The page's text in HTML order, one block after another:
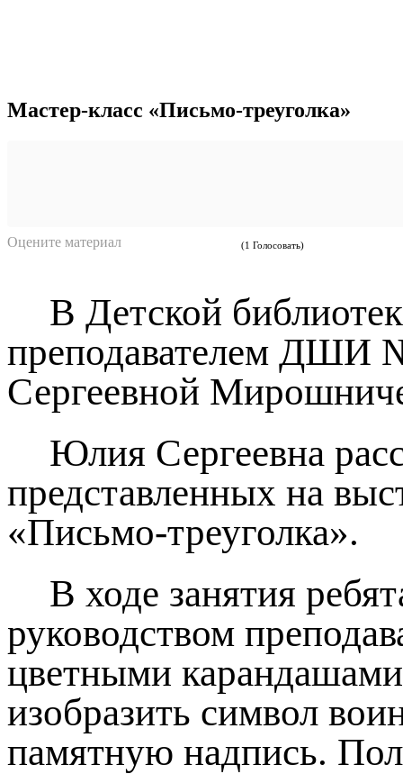
Мастер-класс «Письмо-треуголка»
Оцените материал (1 Голосовать)
В Детской
преподавателем ДШИ
Сергеевной
Юлия Сергеевна
представленных на
«Письмо-треуголка».
В ходе занятия
руководством
цветными
изобразить символ
памятную надпись.